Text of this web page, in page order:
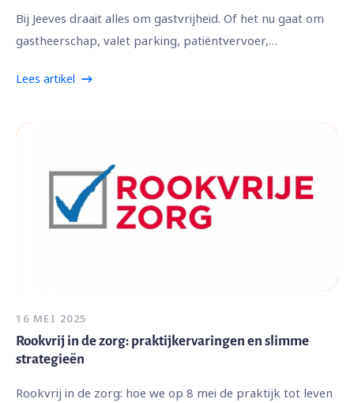
Bij Jeeves draait alles om gastvrijheid. Of het nu gaat om
gastheerschap, valet parking, patiëntvervoer,…
Lees artikel
16 MEI 2025
Rookvrij in de zorg: praktijkervaringen en slimme
strategieën
Rookvrij in de zorg: hoe we op 8 mei de praktijk tot leven